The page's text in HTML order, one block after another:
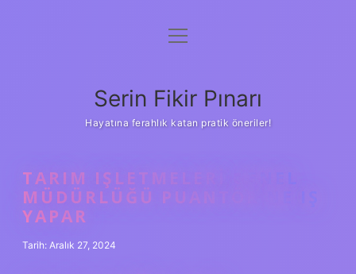
Gizlilik Politikası
Yasal Uyarı
menüyü
Serin Fikir Pınarı
Hayatına ferahlık katan pratik öneriler!
TARIM IŞLETMELERI GENEL
MÜDÜRLÜĞÜ PUANTÖR NE IŞ
YAPAR
Tarih: Aralık 27, 2024